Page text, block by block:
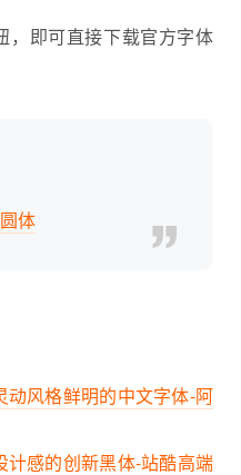
，即可直接下载官方字体
体
风格鲜明的中文字体-阿
感的创新黑体-站酷高端